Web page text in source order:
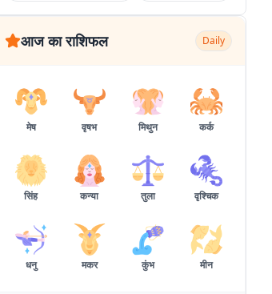
आज का राशिफल Daily
मेष वृषभ मिथुन कर्क
सिंह कन्या तुला वृश्चिक
धनु मकर कुंभ मीन